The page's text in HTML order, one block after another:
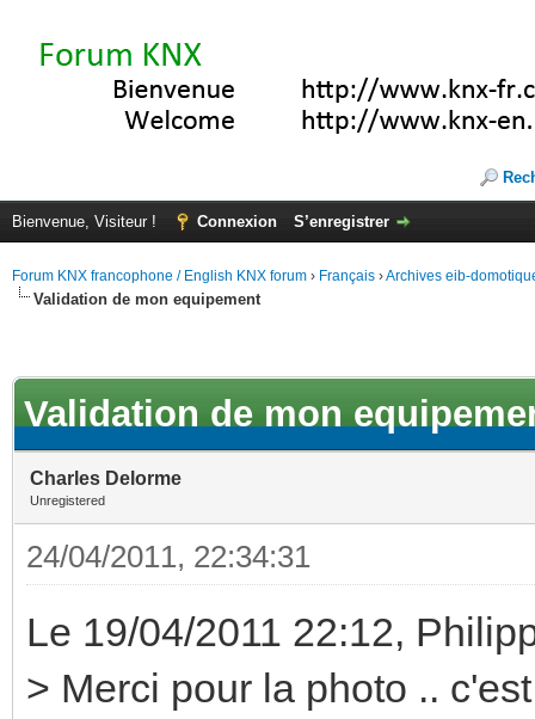
Bienvenue, Visiteur ! Connexion S’enregistrer
Forum KNX francophone / English KNX forum › Français ›Archives eib-
Validation de mon equipement
Validation de mon
Charles Delorme
Unregistered
24/04/2011, 22:34:31
Le 19/04/2011 22:12,
> Merci pour la photo ..